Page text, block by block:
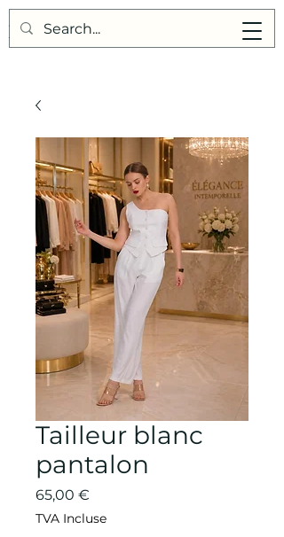
Points de Suture
Tailleur blanc
pantalon
65,00 €
TVA Incluse